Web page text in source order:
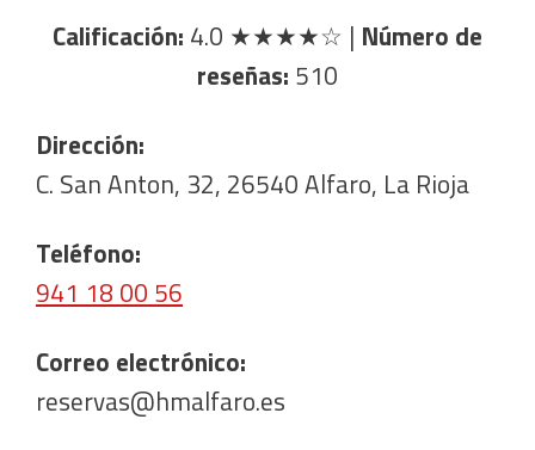
Calificación: 4.0 ★★★★☆ | Número de
reseñas: 510
Dirección:
C. San Anton, 32, 26540 Alfaro, La Rioja
Teléfono:
941 18 00 56
Correo electrónico:
reservas@hmalfaro.es